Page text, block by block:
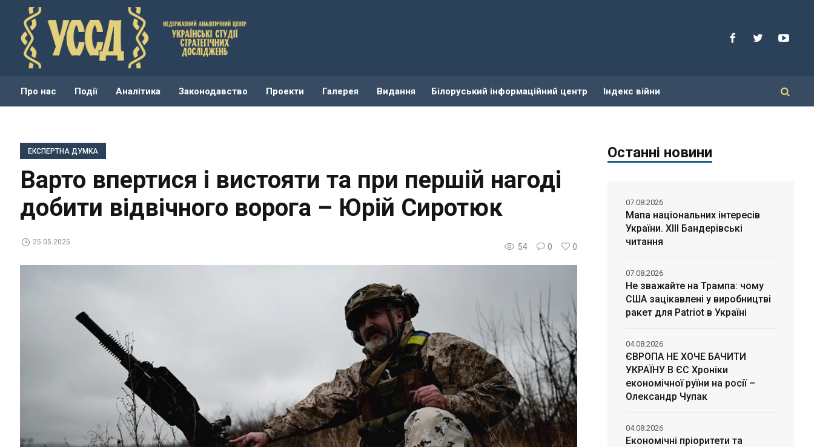
Про нас Події Аналітика Законодавство Проекти Галерея Видання Білоруський інформаційний центр Індекс війни
ЕКСПЕРТНА ДУМКА
Варто впертися і вистояти та при першій нагоді
добити відвічного ворога – Юрій Сиротюк
54 0 0
25.05.2025
Останні новини
Мапа національних інтересів
України. ХІІІ Бандерівські
читання
07.08.2026
Не зважайте на Трампа: чому
США зацікавлені у виробництві
ракет для Patriot в Україні
07.08.2026
ЄВРОПА НЕ ХОЧЕ БАЧИТИ
УКРАЇНУ В ЄС Хроніки
економічної руїни на росії –
Олександр Чупак
04.08.2026
Економічні пріоритети та
04.08.2026